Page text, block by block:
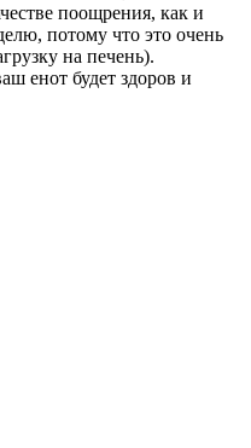
поощрения, как и
потому что это очень
на печень).
енот будет здоров и